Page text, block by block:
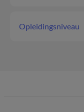
Opleidingsniveau